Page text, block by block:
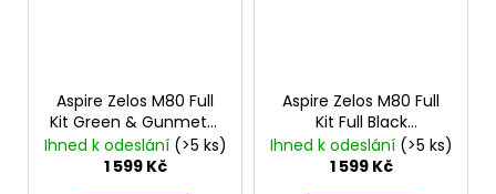
Aspire Zelos M80 Full
Kit Green & Gunmetal
Elektronický Grip
Ihned k odeslání (>5 ks)
1 599 Kč
Aspire Zelos M80 Full
Kit Full Black
Elektronický Grip
Ihned k odeslání (>5 ks)
1 599 Kč